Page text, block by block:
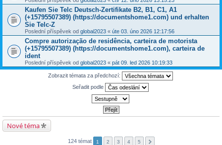
Kaufen Sie Telc Deutsch-Zertifikate B2, B1, C1, A1
(+15795507389) (https://documentshome1.com) und erhalten
Sie Telc-Z
Poslední příspěvek od global2023 « úte 03. úno 2026 12:17:56
Compre autorização de residência, carteira de motorista
(+15795507389) (https://documentshome1.com), carteira de
ident
Poslední příspěvek od global2023 « pát 09. led 2026 10:19:33
Zobrazit témata za předchozí:
Seřadit podle
Nové téma
124 témat 1 2 3 4 5